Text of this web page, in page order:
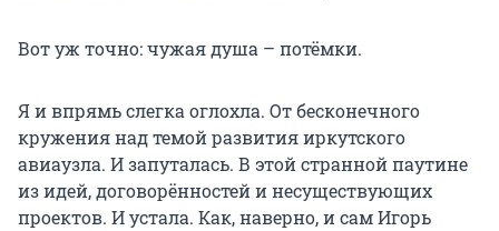
Вот уж точно: чужая душа – потёмки.
Я и впрямь слегка оглохла. От бесконечного
кружения над темой развития иркутского
авиаузла. И запуталась. В этой странной паутине
из идей, договорённостей и несуществующих
проектов. И устала. Как, наверно, и сам Игорь